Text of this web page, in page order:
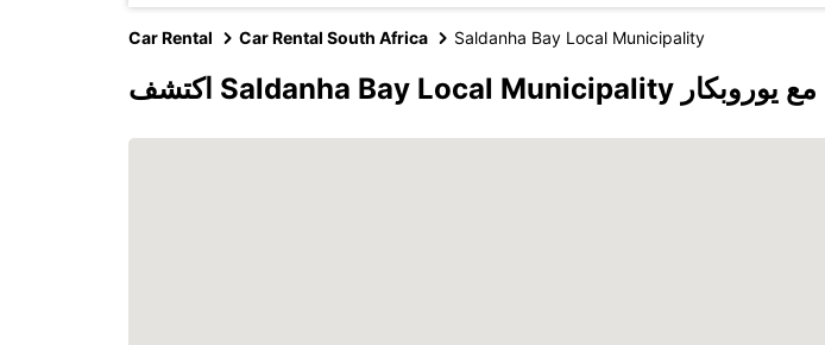
Car Rental Car Rental South Africa Saldanha Bay Local Municipality
اكتشف Saldanha Bay Local Municipality مع يوروبكار